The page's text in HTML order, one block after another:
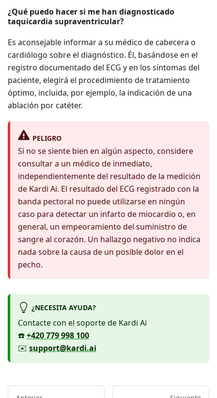
¿Qué puedo hacer si me han diagnosticado
taquicardia supraventricular?
Es aconsejable informar a su médico de cabecera o
cardiólogo sobre el diagnóstico. Él, basándose en el
registro documentado del ECG y en los síntomas del
paciente, elegirá el procedimiento de tratamiento
óptimo, incluida, por ejemplo, la indicación de una
ablación por catéter.
PELIGRO
Si no se siente bien en algún aspecto, considere
consultar a un médico de inmediato,
independientemente del resultado de la medición
de Kardi Ai. El resultado del ECG registrado con la
banda pectoral no puede utilizarse en ningún
caso para detectar un infarto de miocardio o, en
general, un empeoramiento del suministro de
sangre al corazón. Un hallazgo negativo no indica
nada sobre la causa de un posible dolor en el
pecho.
¿NECESITA AYUDA?
Contacte con el soporte de Kardi Ai
☎️+420 779 998 100
✉️ support@kardi.ai